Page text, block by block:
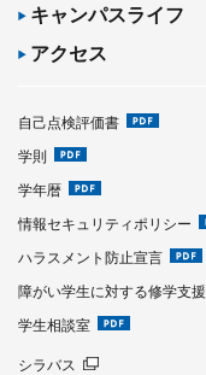
キャンパスライフ
アクセス
自己点検評価書
学則
学年暦
情報セキュリティポリシー
ハラスメント防止宣言
障がい学生に対する修学支
学生相談室
シラバス